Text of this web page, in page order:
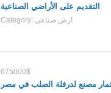
التقديم على الأراضي الصناعية
Category: ارض صناعى
675000$
مصنع لدرفلة الصلب في مصر